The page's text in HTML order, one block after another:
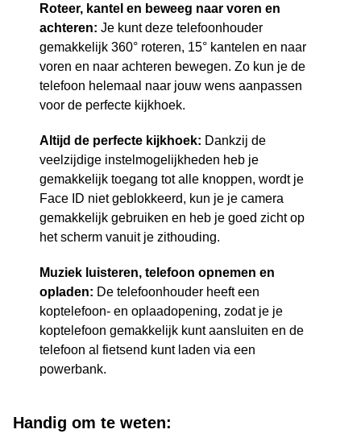
Roteer, kantel en beweeg naar voren en
achteren: Je kunt deze telefoonhouder
gemakkelijk 360° roteren, 15° kantelen en naar
voren en naar achteren bewegen. Zo kun je de
telefoon helemaal naar jouw wens aanpassen
voor de perfecte kijkhoek.
Altijd de perfecte kijkhoek: Dankzij de
veelzijdige instelmogelijkheden heb je
gemakkelijk toegang tot alle knoppen, wordt je
Face ID niet geblokkeerd, kun je je camera
gemakkelijk gebruiken en heb je goed zicht op
het scherm vanuit je zithouding.
Muziek luisteren, telefoon opnemen en
opladen: De telefoonhouder heeft een
koptelefoon- en oplaadopening, zodat je je
koptelefoon gemakkelijk kunt aansluiten en de
telefoon al fietsend kunt laden via een
powerbank.
Handig om te weten: